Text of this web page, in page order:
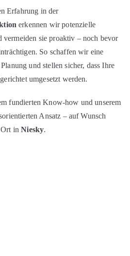
Erfahrung in der
erkennen wir potenzielle
vermeiden sie proaktiv – noch bevor
So schaffen wir eine
und stellen sicher, dass Ihre
umgesetzt werden.
fundierten Know-how und unserem
Ansatz – auf Wunsch
Ort inNiesky.